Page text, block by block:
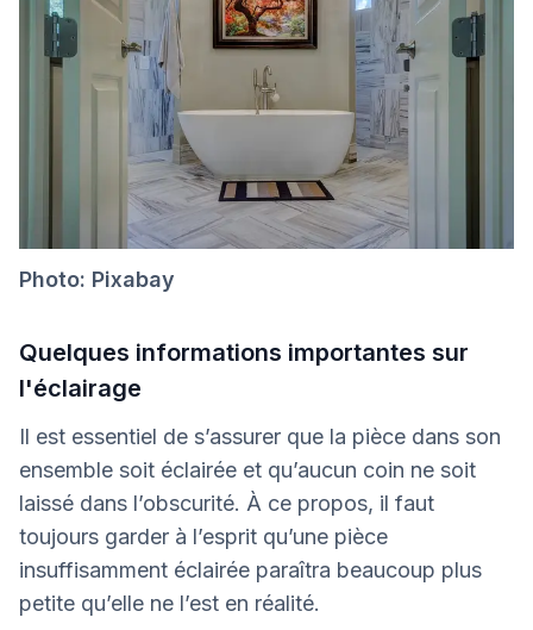
Photo: Pixabay
Quelques informations importantes sur
l'éclairage
Il est essentiel de s’assurer que la pièce dans son
ensemble soit éclairée et qu’aucun coin ne soit
laissé dans l’obscurité. À ce propos, il faut
toujours garder à l’esprit qu’une pièce
insuffisamment éclairée paraîtra beaucoup plus
petite qu’elle ne l’est en réalité.